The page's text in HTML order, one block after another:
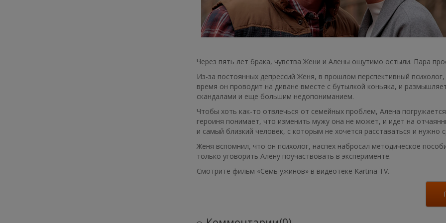
Через пять лет брака, чувства Жени и Алены ощутимо остыли. Пара
Из-за постоянных депрессий Женя, в прошлом перспективный
время он проводит на диване вместе с бутылкой коньяка, и
скандалами и еще большим недопониманием.
Чтобы хоть как-то отвлечься от семейных проблем, Алена
героиня понимает, что изменить мужу она не может, и идет на
и самый близкий человек, с которым не хочется расставаться и нужно
Женя вспомнил, что он психолог, наспех набросал методическое
только уговорить Алену поучаствовать в эксперименте.
Смотрите фильм «Семь ужинов» в видеотеке Kartina TV.